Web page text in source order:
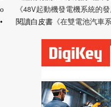
o
《48V起動機發電機系統的發
•
閱讀白皮書 《在雙電池汽車